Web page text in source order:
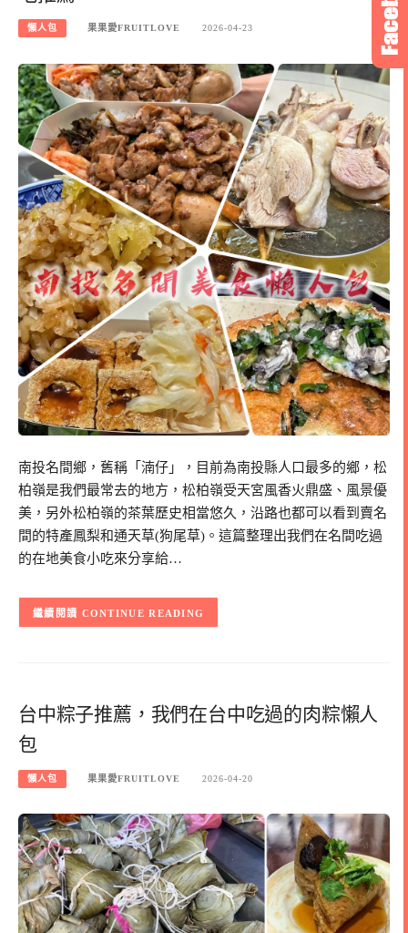
懶人包 果果愛FRUITLOVE 2026-04-23
南投名間鄉，舊稱「湳仔」，目前為南投縣人口最多的鄉，松
柏嶺是我們最常去的地方，松柏嶺受天宮風香火鼎盛、風景優
美，另外松柏嶺的茶葉歷史相當悠久，沿路也都可以看到賣名
間的特產鳳梨和通天草(狗尾草)。這篇整理出我們在名間吃過
的在地美食小吃來分享給…
CONTINUE READING
台中粽子推薦，我們在台中吃過的肉粽懶人
包
懶人包 果果愛FRUITLOVE 2026-04-20